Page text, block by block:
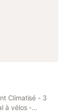
Climatisé - 3
à vélos -